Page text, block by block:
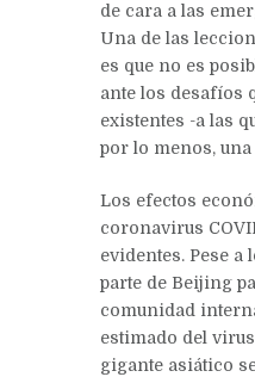
de cara a las
Una de las
es que no es
ante los desafíos
existentes -a las
por lo menos, una
Los efectos
coronavirus
evidentes. Pese a
parte de Beijing
comunidad
estimado del
gigante asiático